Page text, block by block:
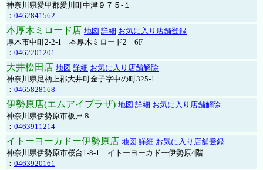
神奈川県愛甲郡愛川町中津９７５-１
： 0462841562
本厚木ミロード店 地図 詳細 お気に入り店舗登録
厚木市中町2-2-1 本厚木ミロード2 6F
： 0462201201
大井松田店 地図 詳細 お気に入り店舗解除
神奈川県足柄上郡大井町金子字中の町325-1
： 0465828168
伊勢原店(エムアイプラザ) 地図 詳細 お気に入り店舗解除
神奈川県伊勢原市板戸８
： 0463911214
イトーヨーカドー伊勢原店 地図 詳細 お気に入り店舗登録
神奈川県伊勢原市桜台1-8-1 イトーヨーカドー伊勢原4階
： 0463920161